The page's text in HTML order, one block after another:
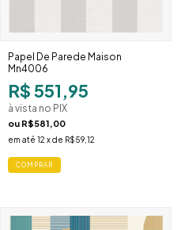
Papel De Parede Maison
Mn4006
R$ 551,95
à vista no PIX
ou R$581,00
em até 12 x de R$59,12